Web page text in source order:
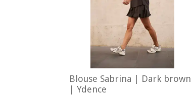
Blouse Sabrina | Dark brown
| Ydence